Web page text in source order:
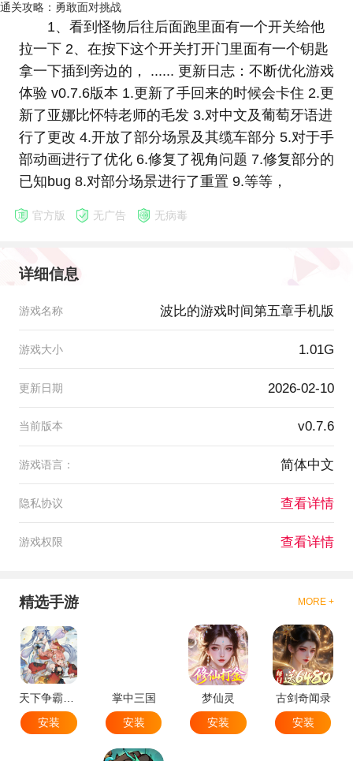
通关攻略：勇敢面对挑战
1、看到怪物后往后面跑里面有一个开关给他
拉一下 2、在按下这个开关打开门里面有一个钥匙
拿一下插到旁边的， ...... 更新日志：不断优化游戏
体验 v0.7.6版本 1.更新了手回来的时候会卡住 2.更
新了亚娜比怀特老师的毛发 3.对中文及葡萄牙语进
行了更改 4.开放了部分场景及其缆车部分 5.对于手
部动画进行了优化 6.修复了视角问题 7.修复部分的
已知bug 8.对部分场景进行了重置 9.等等，
官方版 无广告 无病毒
详细信息
游戏名称 波比的游戏时间第五章手机版
游戏大小 1.01G
更新日期 2026-02-10
当前版本 v0.7.6
游戏语言： 简体中文
隐私协议 查看详情
游戏权限 查看详情
精选手游 MORE +
天下争霸三国志
安装
掌中三国
安装
梦仙灵
安装
古剑奇闻录
安装